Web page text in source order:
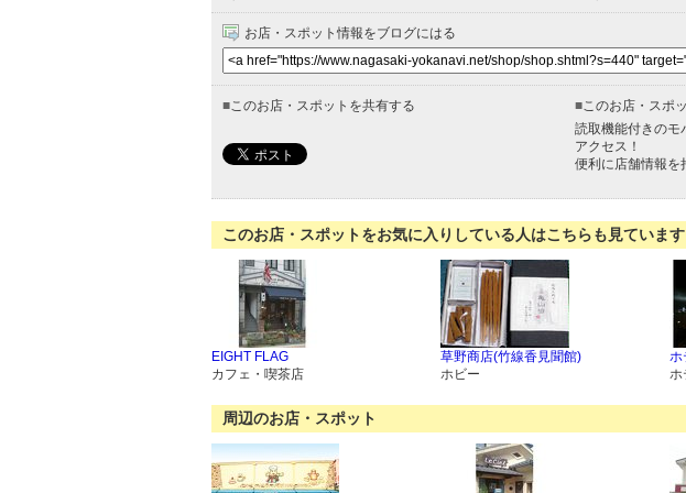
お店・スポット情報をブログにはる
■このお店・スポットを共有する ■このお店・スポ
読取機能付きのモ
アクセス！
便利に店舗情報を
このお店・スポットをお気に入りしている人はこちらも見ています
EIGHT FLAG
カフェ・喫茶店
草野商店(竹線香見聞館)
ホビー
ホ
ホ
周辺のお店・スポット